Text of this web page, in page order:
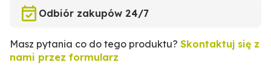
Odbiór zakupów 24/7
Masz pytania co do tego produktu? Skontaktuj się z
nami przez formularz